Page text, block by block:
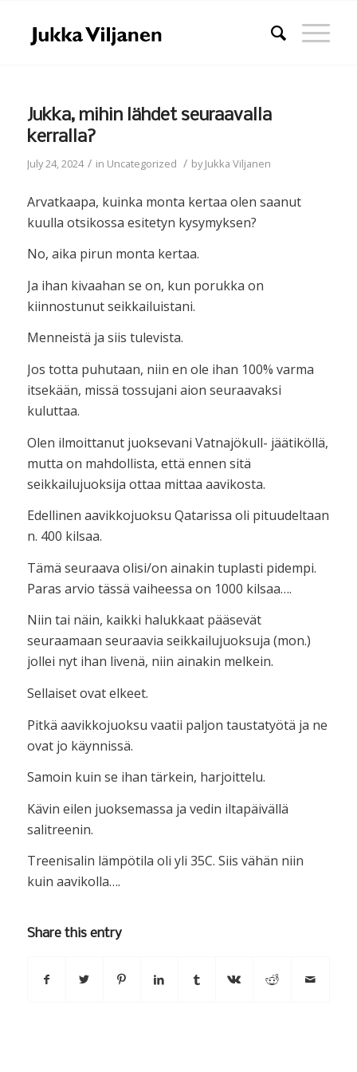
Jukka, mihin lähdet seuraavalla
kerralla?
July 24, 2024 / in Uncategorized / byJukka Viljanen
Arvatkaapa, kuinka monta kertaa olen saanut
kuulla otsikossa esitetyn kysymyksen?
No, aika pirun monta kertaa.
Ja ihan kivaahan se on, kun porukka on
kiinnostunut seikkailuistani.
Menneistä ja siis tulevista.
Jos totta puhutaan, niin en ole ihan 100% varma
itsekään, missä tossujani aion seuraavaksi
kuluttaa.
Olen ilmoittanut juoksevani Vatnajökull- jäätiköllä,
mutta on mahdollista, että ennen sitä
seikkailujuoksija ottaa mittaa aavikosta.
Edellinen aavikkojuoksu Qatarissa oli pituudeltaan
n. 400 kilsaa.
Tämä seuraava olisi/on ainakin tuplasti pidempi.
Paras arvio tässä vaiheessa on 1000 kilsaa….
Niin tai näin, kaikki halukkaat pääsevät
seuraamaan seuraavia seikkailujuoksuja (mon.)
jollei nyt ihan livenä, niin ainakin melkein.
Sellaiset ovat elkeet.
Pitkä aavikkojuoksu vaatii paljon taustatyötä ja ne
ovat jo käynnissä.
Samoin kuin se ihan tärkein, harjoittelu.
Kävin eilen juoksemassa ja vedin iltapäivällä
salitreenin.
Treenisalin lämpötila oli yli 35C. Siis vähän niin
kuin aavikolla….
Share this entry